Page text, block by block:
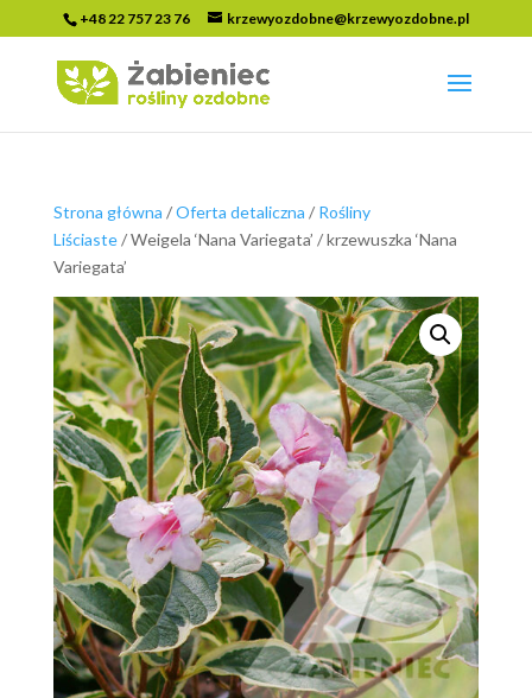
+48 22 757 23 76 krzewyozdobne@krzewyozdobne.pl
Strona główna /Oferta detaliczna / Rośliny
Liściaste/ Weigela ‘Nana Variegata’ / krzewuszka ‘Nana
Variegata’